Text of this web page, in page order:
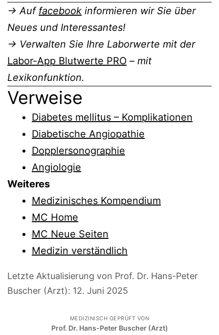
→ Auf facebook informieren wir Sie über
Neues und Interessantes!
→ Verwalten Sie Ihre Laborwerte mit der
Labor-App Blutwerte PRO – mit
Lexikonfunktion.
Verweise
Diabetes mellitus – Komplikationen
Diabetische Angiopathie
Dopplersonographie
Angiologie
Weiteres
Medizinisches Kompendium
MC Home
MC Neue Seiten
Medizin verständlich
Letzte Aktualisierung von Prof. Dr. Hans-Peter
Buscher (Arzt): 12. Juni 2025
MEDIZINISCH GEPRÜFT VON
Prof. Dr. Hans-Peter Buscher (Arzt)